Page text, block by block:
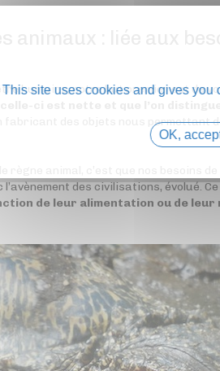
animaux : liée aux
humains, notre but premier est de
ci est nette et que l’on
fabricant des objets nous permettant
règne animal, c’est que nos besoins
des civilisations, évolué.
de leur alimentation ou de leur
This site uses cookies and gives you
OK, accept